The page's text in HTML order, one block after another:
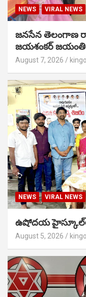
NEWS VIRAL NEWS
జనసేన తెలంగాణ
జయశంకర్ జయంతి
August 7, 2026
NEWS VIRAL NEWS
ఉషోదయ హైస్కూల్‌లో
August 5, 2026